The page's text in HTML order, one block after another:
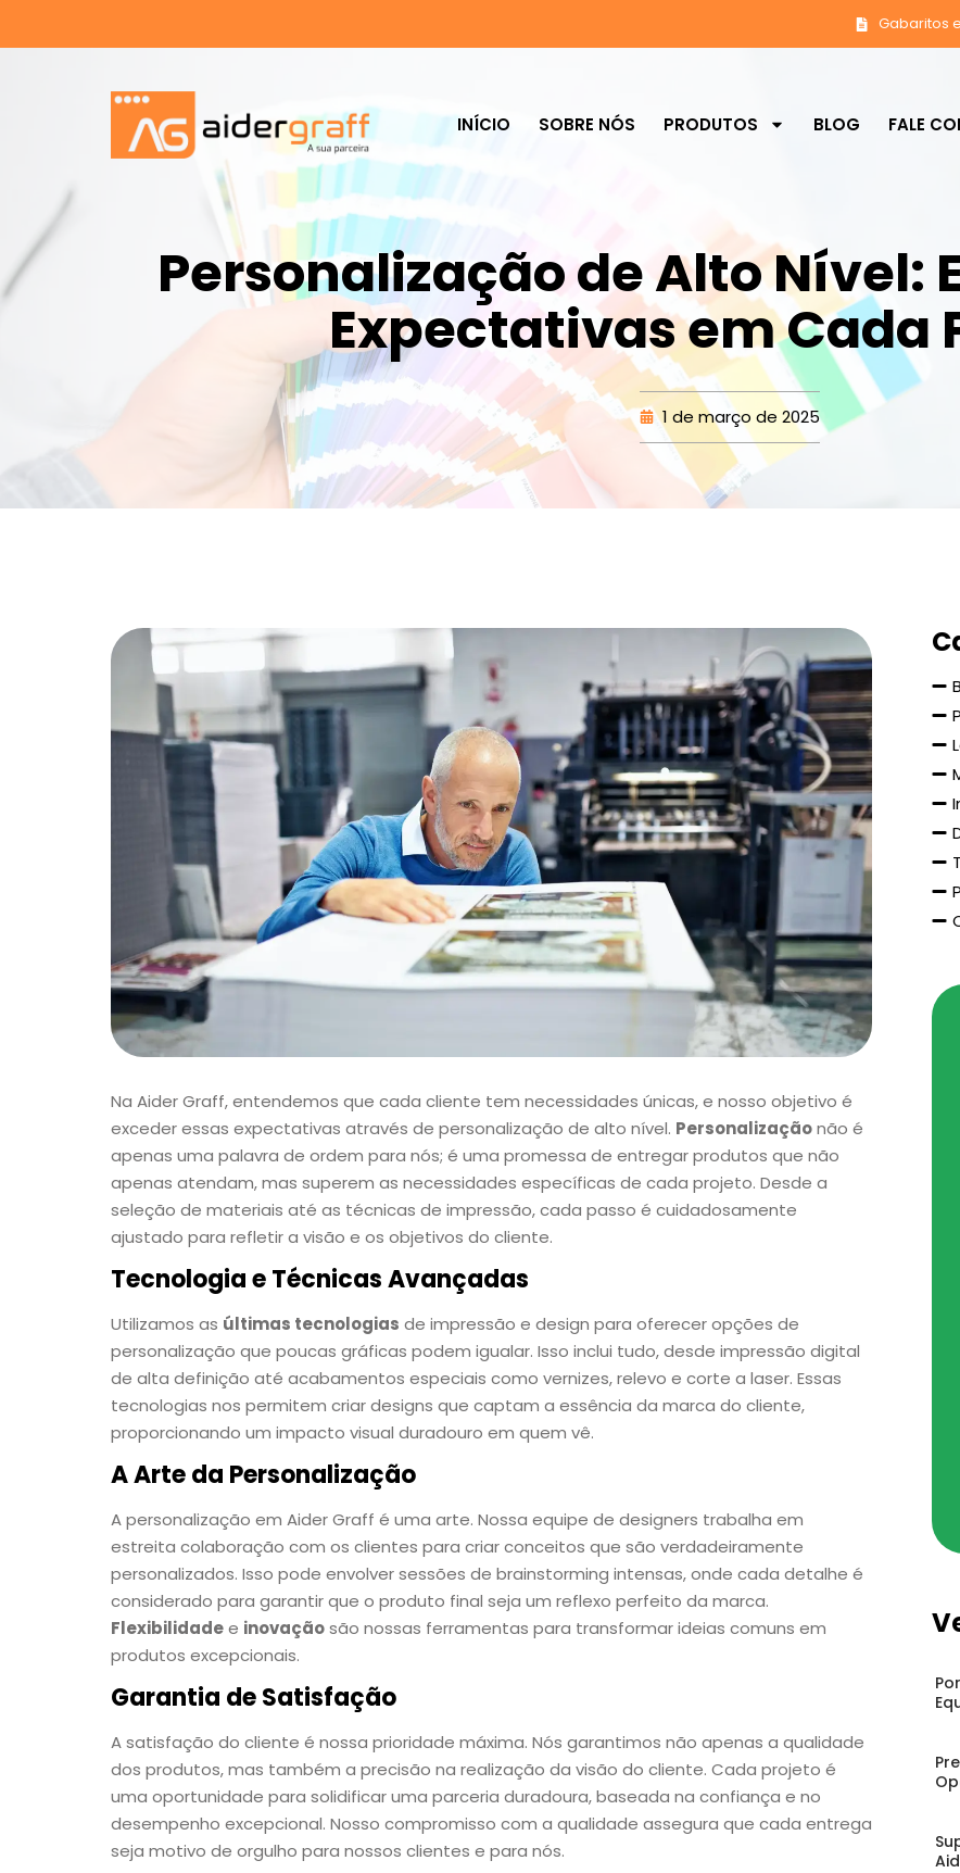
Gabaritos
INÍCIO SOBRE NÓS PRODUTOS BLOG FALE
Personalização de Alto Nível:
Expectativas em Cada
1 de março de 2025
Na Aider Graff, entendemos que cada cliente tem necessidades únicas, e nosso objetivo é
exceder essas expectativas através de personalização de alto nível. Personalizaçãonão é
apenas uma palavra de ordem para nós; é uma promessa de entregar produtos que não
apenas atendam, mas superem as necessidades específicas de cada projeto. Desde a
seleção de materiais até as técnicas de impressão, cada passo é cuidadosamente
ajustado para refletir a visão e os objetivos do cliente.
Tecnologia e Técnicas Avançadas
Utilizamos as últimas tecnologias de impressão e design para oferecer opções de
personalização que poucas gráficas podem igualar. Isso inclui tudo, desde impressão digital
de alta definição até acabamentos especiais como vernizes, relevo e corte a laser. Essas
tecnologias nos permitem criar designs que captam a essência da marca do cliente,
proporcionando um impacto visual duradouro em quem vê.
A Arte da Personalização
A personalização em Aider Graff é uma arte. Nossa equipe de designers trabalha em
estreita colaboração com os clientes para criar conceitos que são verdadeiramente
personalizados. Isso pode envolver sessões de brainstorming intensas, onde cada detalhe é
considerado para garantir que o produto final seja um reflexo perfeito da marca.
Flexibilidadee inovaçãosão nossas ferramentas para transformar ideias comuns em
produtos excepcionais.
Garantia de Satisfação
A satisfação do cliente é nossa prioridade máxima. Nós garantimos não apenas a qualidade
dos produtos, mas também a precisão na realização da visão do cliente. Cada projeto é
uma oportunidade para solidificar uma parceria duradoura, baseada na confiança e no
desempenho excepcional. Nosso compromisso com a qualidade assegura que cada entrega
seja motivo de orgulho para nossos clientes e para nós.